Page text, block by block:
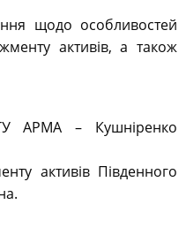
щодо особливостей
активів, а також
АРМА – Кушніренко
активів Південного